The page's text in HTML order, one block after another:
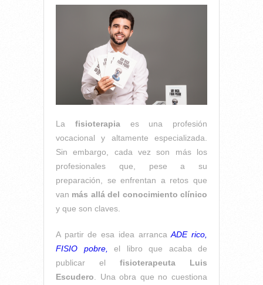
La fisioterapiaes una profesión
vocacional y altamente especializada.
Sin embargo, cada vez son más los
profesionales que, pese a su
preparación, se enfrentan a retos que
van más allá del conocimiento clínico
y que son claves.
A partir de esa idea arrancaADE rico,
FISIO pobre,
el libro que acaba de
publicar el fisioterapeuta
Luis
Escudero . Una obra que no cuestiona